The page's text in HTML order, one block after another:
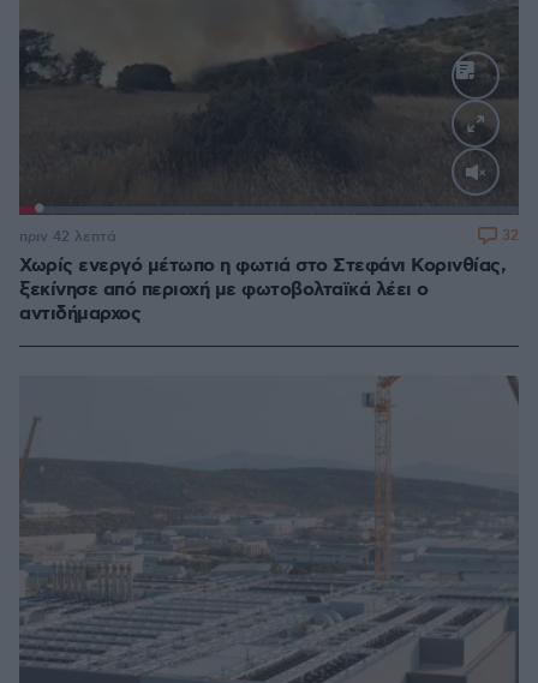
Loaded :
Χωρίς ενεργό μέτωπο η φωτιά στο Στεφάνι Κορινθίας,
ξεκίνησε από περιοχή με φωτοβολταϊκά λέει ο
αντιδήμαρχος
πριν 42 λεπτά 32